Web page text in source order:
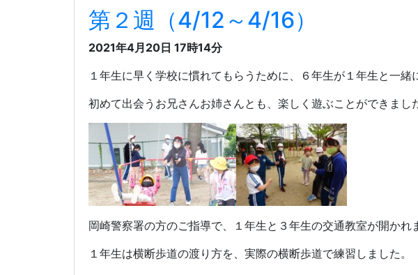
第２週（4/12～4/16）
2021年4月20日 17時14分
１ 年生に早く学校に慣れてもらうために、６年生が１年生と一
初めて出会うお兄さんお姉さんとも、楽しく遊ぶことができまし
岡崎警察署の方のご指導で、１ 年生と３ 年生の交通教室が開かれ
１ 年生は横断歩道の渡り方を、実際の横断歩道で練習しました。